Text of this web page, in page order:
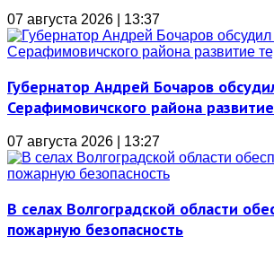
07 августа 2026 | 13:37
Губернатор Андрей Бочаров
Серафимовичского района
07 августа 2026 | 13:27
В селах Волгоградской области
пожарную безопасность